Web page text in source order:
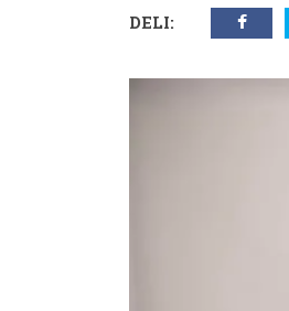
DELI: